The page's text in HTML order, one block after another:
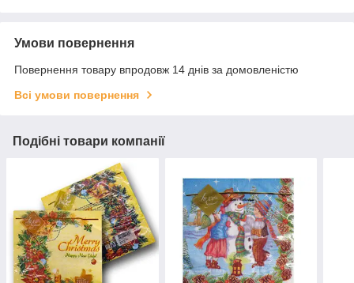
Умови повернення
Повернення товару впродовж 14 днів за домовленістю
Всі умови повернення
Подібні товари компанії